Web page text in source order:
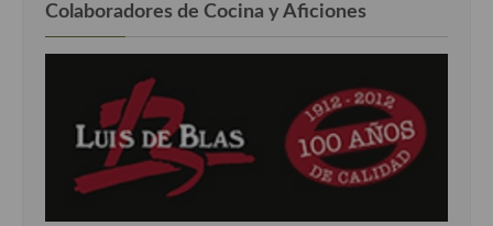
Colaboradores de Cocina y Aficiones